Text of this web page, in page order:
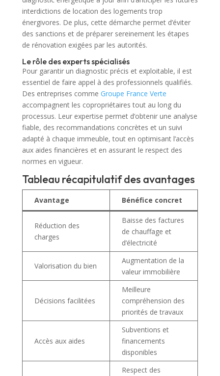
interdictions de location des logements trop
énergivores. De plus, cette démarche permet d’éviter
des sanctions et de préparer sereinement les étapes
de rénovation exigées par les autorités.
Le rôle des experts spécialisés
Pour garantir un diagnostic précis et exploitable, il est
essentiel de faire appel à des professionnels qualifiés.
Des entreprises comme Groupe France Verte
accompagnent les copropriétaires tout au long du
processus. Leur expertise permet d’obtenir une analyse
fiable, des recommandations concrètes et un suivi
adapté à chaque immeuble, tout en optimisant l’accès
aux aides financières et en assurant le respect des
normes en vigueur.
Tableau récapitulatif des avantages
Avantage Bénéfice concret
Réduction des
charges
Baisse des factures
de chauffage et
d’électricité
Valorisation du bien
Augmentation de la
valeur immobilière
Décisions facilitées
Meilleure
compréhension des
priorités de travaux
Accès aux aides
Subventions et
financements
disponibles
Respect des